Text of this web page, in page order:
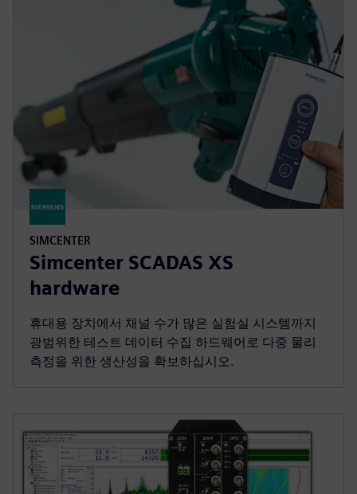
SIMCENTER
Simcenter SCADAS XS
hardware
휴대용 장치에서 채널 수가 많은 실험실 시스템까지
광범위한 테스트 데이터 수집 하드웨어로 다중 물리
측정을 위한 생산성을 확보하십시오.